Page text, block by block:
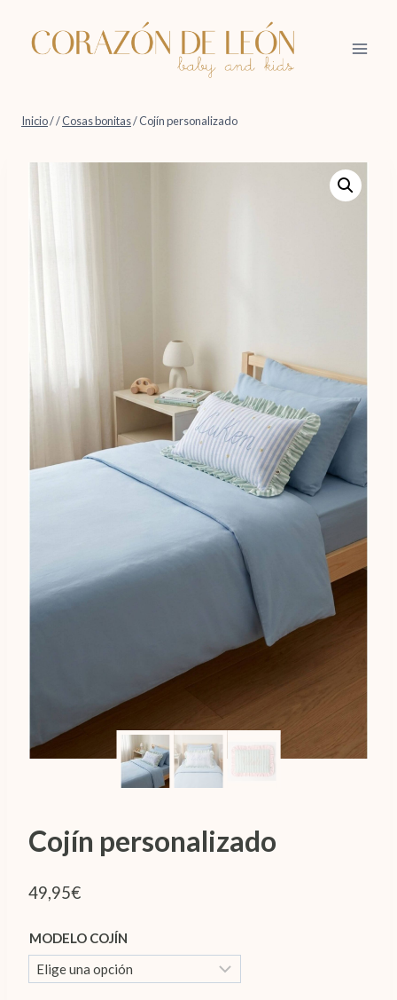
contenido
Inicio//Cosas bonitas/Cojín personalizado
Cojín personalizado
49,95€
MODELO COJÍN